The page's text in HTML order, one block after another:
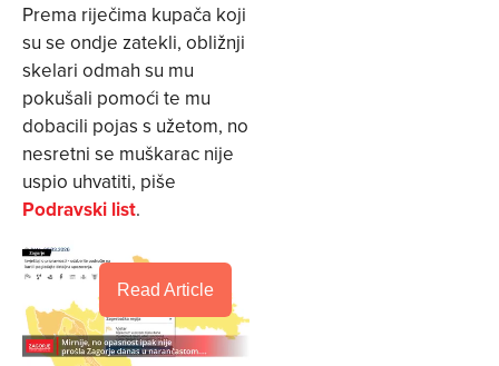
Prema riječima kupača koji
su se ondje zatekli, obližnji
skelari odmah su mu
pokušali pomoći te mu
dobacili pojas s užetom, no
nesretni se muškarac nije
uspio uhvatiti, piše
Podravski list.
Read Article